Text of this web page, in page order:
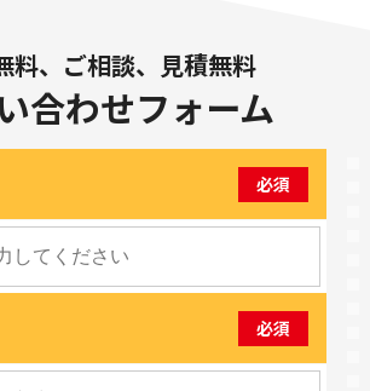
料、ご相談、見積無料
合わせフォーム
必須
必須